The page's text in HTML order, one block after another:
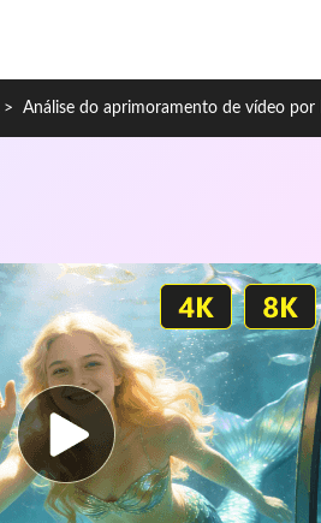
> Análise do aprimoramento de vídeo